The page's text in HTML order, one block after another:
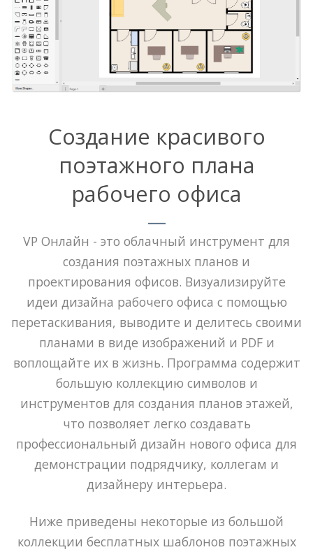
Создание красивого
поэтажного плана
рабочего офиса
VP Онлайн - это облачный инструмент для
создания поэтажных планов и
проектирования офисов. Визуализируйте
идеи дизайна рабочего офиса с помощью
перетаскивания, выводите и делитесь своими
планами в виде изображений и PDF и
воплощайте их в жизнь. Программа содержит
большую коллекцию символов и
инструментов для создания планов этажей,
что позволяет легко создавать
профессиональный дизайн нового офиса для
демонстрации подрядчику, коллегам и
дизайнеру интерьера.
Ниже приведены некоторые из большой
коллекции бесплатных шаблонов поэтажных